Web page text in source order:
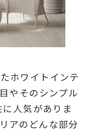
ホワイトインテ
やそのシンプル
人気がありま
アのどんな部分